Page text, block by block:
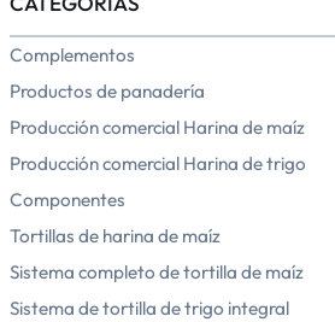
Complementos
Productos de panadería
Producción comercial Harina de maíz
Producción comercial Harina de trigo
Componentes
Tortillas de harina de maíz
Sistema completo de tortilla de maíz
Sistema de tortilla de trigo integral